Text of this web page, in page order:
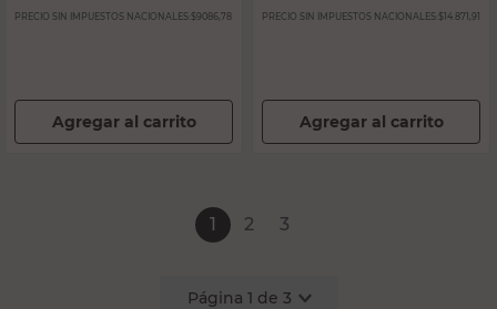
PRECIO SIN IMPUESTOS NACIONALES: $9086,78
Agregar al carrito
PRECIO SIN IMPUESTOS NACIONALES: $14.871,91
Agregar al carrito
1 2 3
Página 1 de 3